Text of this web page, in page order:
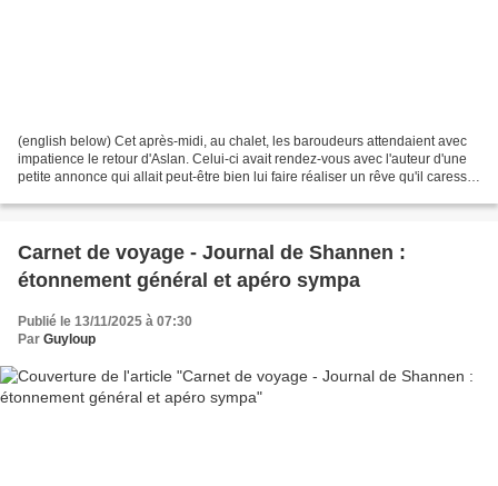
(english below) Cet après-midi, au chalet, les baroudeurs attendaient avec
impatience le retour d'Aslan. Celui-ci avait rendez-vous avec l'auteur d'une
petite annonce qui allait peut-être bien lui faire réaliser un rêve qu'il caresse
Carnet de voyage - Journal de Shannen :
étonnement général et apéro sympa
Publié le 13/11/2025 à 07:30
Par Guyloup